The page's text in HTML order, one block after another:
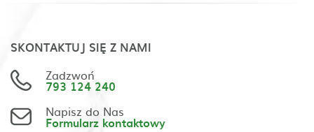
SKONTAKTUJ SIĘ Z NAMI
Zadzwoń
793 124 240
Napisz do Nas
Formularz kontaktowy